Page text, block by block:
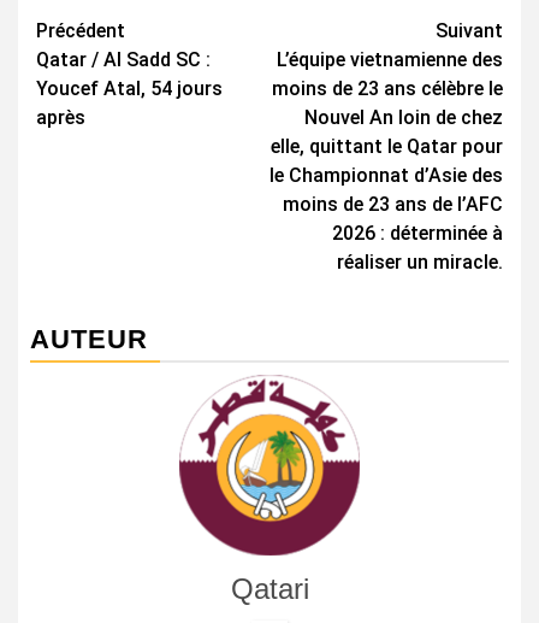
Navigation
d’article
Précédent
Qatar / Al Sadd SC :
Youcef Atal, 54 jours
après
Suivant
L’équipe vietnamienne des
moins de 23 ans célèbre le
Nouvel An loin de chez
elle, quittant le Qatar pour
le Championnat d’Asie des
moins de 23 ans de l’AFC
2026 : déterminée à
réaliser un miracle.
AUTEUR
Qatari